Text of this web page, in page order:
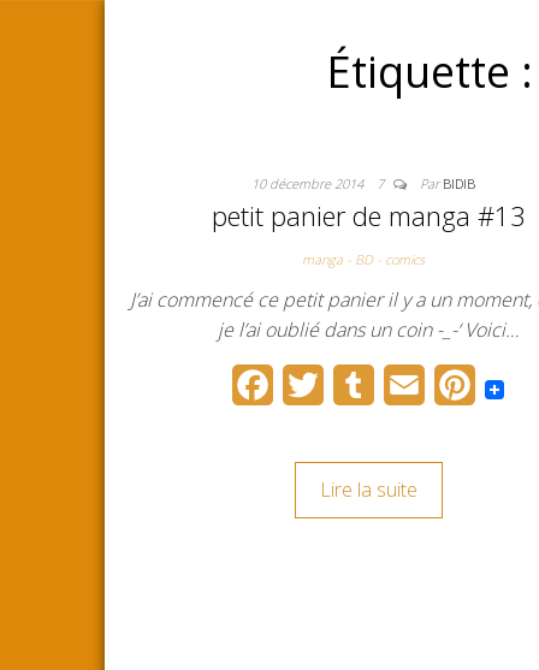
Étiquette :
10 décembre 2014 7 ParBIDIB
petit panier de manga #13
manga - BD - comics
J’ai commencé ce petit panier il y a un
je l’ai oublié dans un coin -_-‘ Voici…
i
m
a
P
Lire la suite